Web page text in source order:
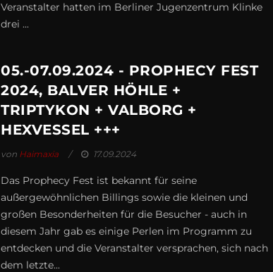
Veranstalter hatten im Berliner Jugenzentrum Klinke
drei ...
05.-07.09.2024 - PROPHECY FEST
2024, BALVER HÖHLE +
TRIPTYKON + VALBORG +
HEXVESSEL +++
von Haimaxia 17.09.2024
Das Prophecy Fest ist bekannt für seine
außergewöhnlichen Billings sowie die kleinen und
großen Besonderheiten für die Besucher - auch in
diesem Jahr gab es einige Perlen im Programm zu
entdecken und die Veranstalter versprachen, sich nach
dem letzte...